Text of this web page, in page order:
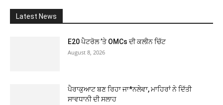
Latest News
E20 ਪੈਟਰੋਲ ’ਤੇ OMCs ਦੀ ਕਲੀਨ ਚਿੱਟ
August 8, 2026
ਪੈਰਾਕੁਆਟ ਬਣ ਰਿਹਾ ਜਾ*ਨਲੇਵਾ, ਮਾਹਿਰਾਂ ਨੇ ਦਿੱਤੀ
ਸਾਵਧਾਨੀ ਦੀ ਸਲਾਹ